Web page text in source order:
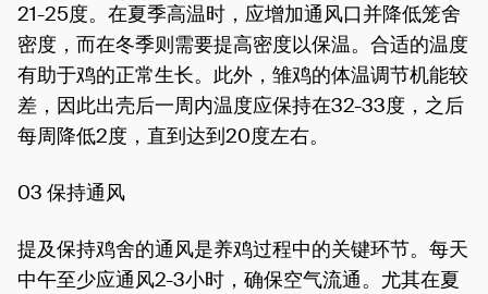
21-25度。在夏季高温时，应增加通风口并降低笼舍
密度，而在冬季则需要提高密度以保温。合适的温度
有助于鸡的正常生长。此外，雏鸡的体温调节机能较
差，因此出壳后一周内温度应保持在32-33度，之后
每周降低2度，直到达到20度左右。
03 保持通风
提及保持鸡舍的通风是养鸡过程中的关键环节。每天
中午至少应通风2-3小时，确保空气流通。尤其在夏